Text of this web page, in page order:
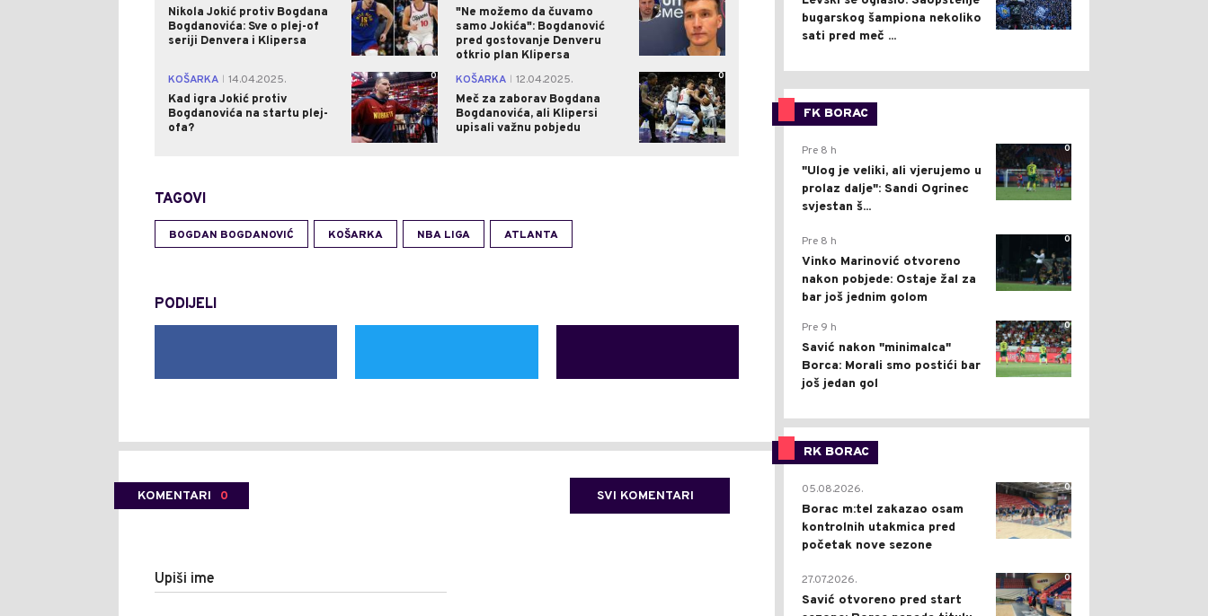
Nikola Jokić protiv Bogdana
Bogdanovića: Sve o plej-of
seriji Denvera i Klipersa
"Ne možemo da čuvamo
samo Jokića": Bogdanović
pred gostovanje Denveru
otkrio plan Klipersa
KOŠARKA
14.04.2025.
Kad igra Jokić protiv
Bogdanovića na startu plej-
ofa?
0 KOŠARKA
12.04.2025.
Meč za zaborav Bogdana
Bogdanovića, ali Klipersi
upisali važnu pobjedu
0
TAGOVI
BOGDAN BOGDANOVIĆ KOŠARKA NBA LIGA ATLANTA
PODIJELI
KOMENTARI 0 SVI KOMENTARI
Upiši ime
bugarskog šampiona nekoliko
sati pred meč ...
FK BORAC
0
Pre 8 h
"Ulog je veliki, ali vjerujemo u
prolaz dalje": Sandi Ogrinec
svjestan š...
0
Pre 8 h
Vinko Marinović otvoreno
nakon pobjede: Ostaje žal za
bar još jednim golom
0
Pre 9 h
Savić nakon "minimalca"
Borca: Morali smo postići bar
još jedan gol
RK BORAC
0
05.08.2026.
Borac m:tel zakazao osam
kontrolnih utakmica pred
početak nove sezone
0
27.07.2026.
Savić otvoreno pred start